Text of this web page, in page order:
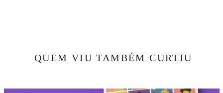
QUEM VIU TAMBÉM CURTIU